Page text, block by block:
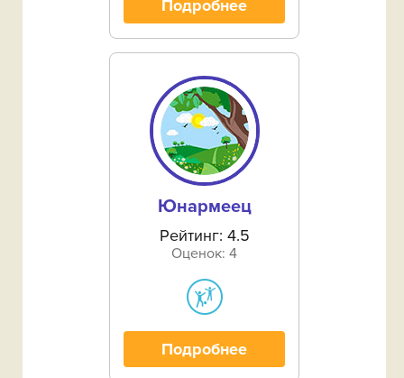
Саракташский район‎
Соль-Илецкий район‎
Шарлыкский район‎
Подробнее
Юнармеец
Рейтинг: 4.5
Оценок: 4
Подробнее